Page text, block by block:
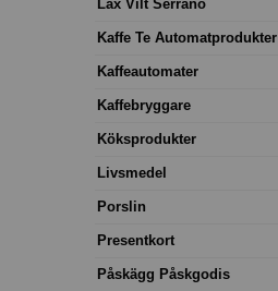
Lax Vilt Serrano
Kaffe Te Automatprodukter
Kaffeautomater
Kaffebryggare
Köksprodukter
Livsmedel
Porslin
Presentkort
Påskägg Påskgodis